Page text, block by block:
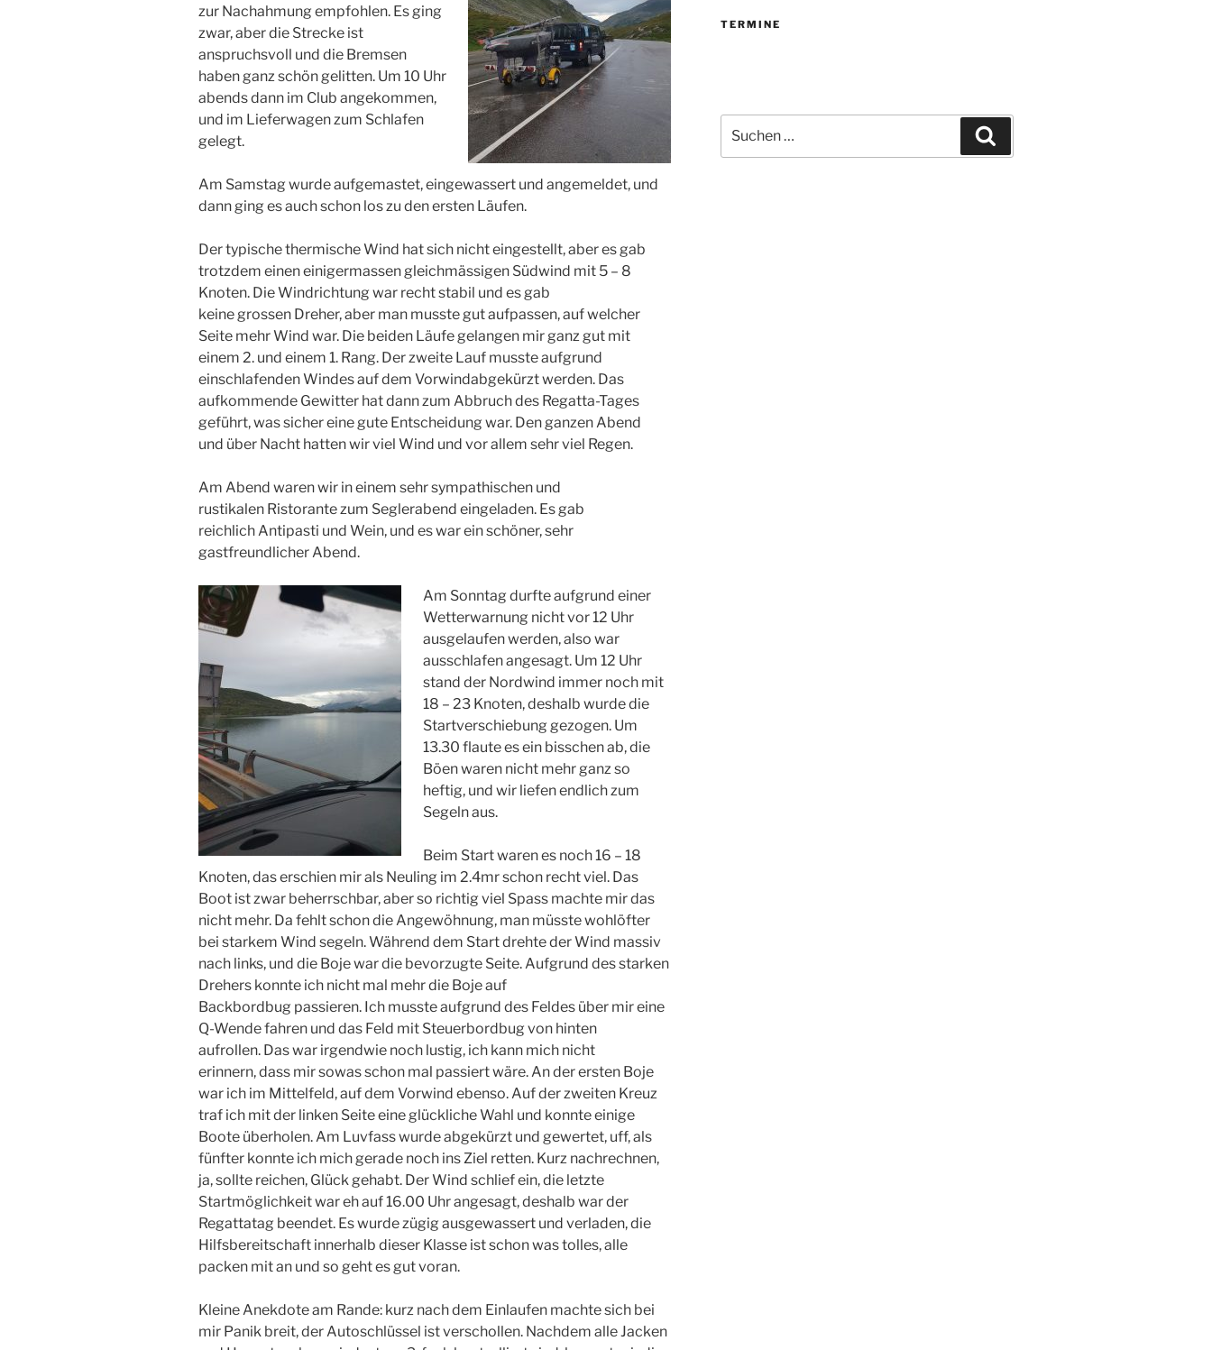
zur Nachahmung empfohlen. Es ging
zwar, aber die Strecke ist
anspruchsvoll und die Bremsen
haben ganz schön gelitten. Um 10 Uhr
abends dann im Club angekommen,
und im Lieferwagen zum Schlafen
gelegt.
Am Samstag wurde aufgemastet, eingewassert und angemeldet, und
dann ging es auch schon los zu den ersten Läufen.
Der typische thermische Wind hat sich nicht eingestellt, aber es gab
trotzdem einen einigermassen gleichmässigen Südwind mit 5 – 8
Knoten. Die Windrichtung war recht stabil und es gab
keine grossen Dreher, aber man musste gut aufpassen, auf welcher
Seite mehr Wind war. Die beiden Läufe gelangen mir ganz gut mit
einem 2. und einem 1. Rang. Der zweite Lauf musste aufgrund
einschlafenden Windes auf dem Vorwindabgekürzt werden. Das
aufkommende Gewitter hat dann zum Abbruch des Regatta-Tages
geführt, was sicher eine gute Entscheidung war. Den ganzen Abend
und über Nacht hatten wir viel Wind und vor allem sehr viel Regen.
Am Abend waren wir in einem sehr sympathischen und
rustikalen Ristorante zum Seglerabend eingeladen. Es gab
reichlich Antipasti und Wein, und es war ein schöner, sehr
gastfreundlicher Abend.
Am Sonntag durfte aufgrund einer
Wetterwarnung nicht vor 12 Uhr
ausgelaufen werden, also war
ausschlafen angesagt. Um 12 Uhr
stand der Nordwind immer noch mit
18 – 23 Knoten, deshalb wurde die
Startverschiebung gezogen. Um
13.30 flaute es ein bisschen ab, die
Böen waren nicht mehr ganz so
heftig, und wir liefen endlich zum
Segeln aus.
Beim Start waren es noch 16 – 18
Knoten, das erschien mir als Neuling im 2.4mr schon recht viel. Das
Boot ist zwar beherrschbar, aber so richtig viel Spass machte mir das
nicht mehr. Da fehlt schon die Angewöhnung, man müsste wohlöfter
bei starkem Wind segeln. Während dem Start drehte der Wind massiv
nach links, und die Boje war die bevorzugte Seite. Aufgrund des starken
Drehers konnte ich nicht mal mehr die Boje auf
Backbordbug passieren. Ich musste aufgrund des Feldes über mir eine
Q-Wende fahren und das Feld mit Steuerbordbug von hinten
aufrollen. Das war irgendwie noch lustig, ich kann mich nicht
erinnern, dass mir sowas schon mal passiert wäre. An der ersten Boje
war ich im Mittelfeld, auf dem Vorwind ebenso. Auf der zweiten Kreuz
traf ich mit der linken Seite eine glückliche Wahl und konnte einige
Boote überholen. Am Luvfass wurde abgekürzt und gewertet, uff, als
fünfter konnte ich mich gerade noch ins Ziel retten. Kurz nachrechnen,
ja, sollte reichen, Glück gehabt. Der Wind schlief ein, die letzte
Startmöglichkeit war eh auf 16.00 Uhr angesagt, deshalb war der
Regattatag beendet. Es wurde zügig ausgewassert und verladen, die
Hilfsbereitschaft innerhalb dieser Klasse ist schon was tolles, alle
packen mit an und so geht es gut voran.
Kleine Anekdote am Rande: kurz nach dem Einlaufen machte sich bei
mir Panik breit, der Autoschlüssel ist verschollen. Nachdem alle Jacken
TERMINE
nach: